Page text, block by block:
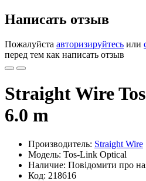
Написать отзыв
Пожалуйста авторизируйтесь или
перед тем как написать отзыв
Straight Wire
6.0 m
Производитель: Straight Wire
Модель: Tos-Link Optical
Наличие: Повідомити про
Код: 218616